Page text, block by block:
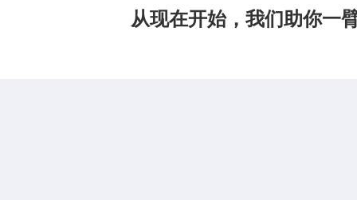
从现在开始，我们助你一